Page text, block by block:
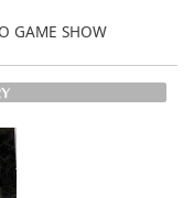
GAME SHOW